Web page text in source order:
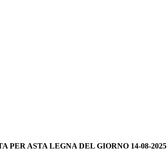
PER ASTA LEGNA DEL GIORNO 14-08-2025